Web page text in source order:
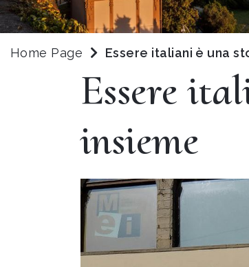
Home Page Essere italiani è una
Essere
insieme